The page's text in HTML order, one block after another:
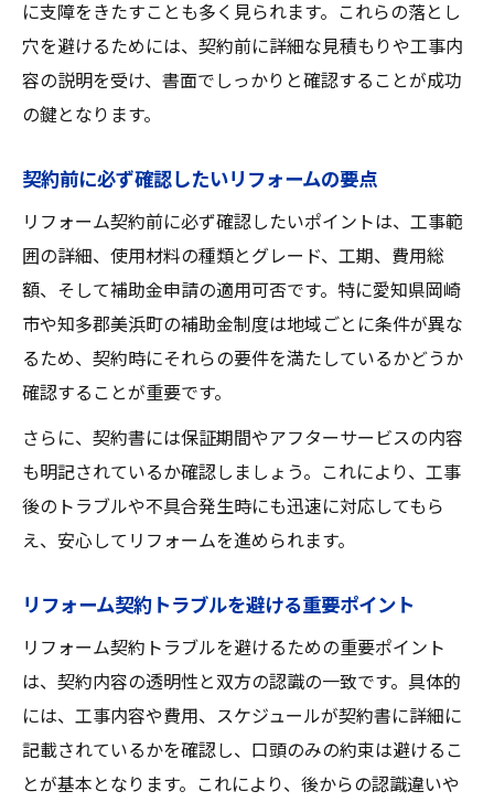
に支障をきたすことも多く見られます。これらの落とし
穴を避けるためには、契約前に詳細な見積もりや工事内
容の説明を受け、書面でしっかりと確認することが成功
の鍵となります。
契約前に必ず確認したいリフォームの要点
リフォーム契約前に必ず確認したいポイントは、工事範
囲の詳細、使用材料の種類とグレード、工期、費用総
額、そして補助金申請の適用可否です。特に愛知県岡崎
市や知多郡美浜町の補助金制度は地域ごとに条件が異な
るため、契約時にそれらの要件を満たしているかどうか
確認することが重要です。
さらに、契約書には保証期間やアフターサービスの内容
も明記されているか確認しましょう。これにより、工事
後のトラブルや不具合発生時にも迅速に対応してもら
え、安心してリフォームを進められます。
リフォーム契約トラブルを避ける重要ポイント
リフォーム契約トラブルを避けるための重要ポイント
は、契約内容の透明性と双方の認識の一致です。具体的
には、工事内容や費用、スケジュールが契約書に詳細に
記載されているかを確認し、口頭のみの約束は避けるこ
とが基本となります。これにより、後からの認識違いや